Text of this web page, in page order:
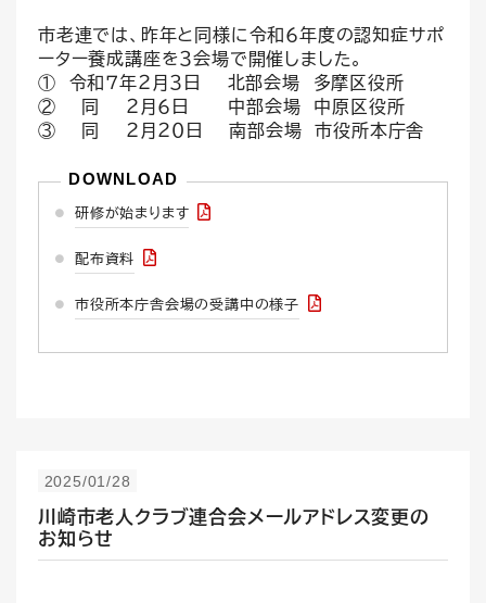
市老連では、昨年と同様に令和６年度の認知症サポ
ーター養成講座を３会場で開催しました。
① 令和７年２月３日 北部会場 多摩区役所
② 同 ２月６日 中部会場 中原区役所
③ 同 ２月２０日 南部会場 市役所本庁舎
研修が始まります
配布資料
市役所本庁舎会場の受講中の様子
2025/01/28
川崎市老人クラブ連合会メールアドレス変更の
お知らせ